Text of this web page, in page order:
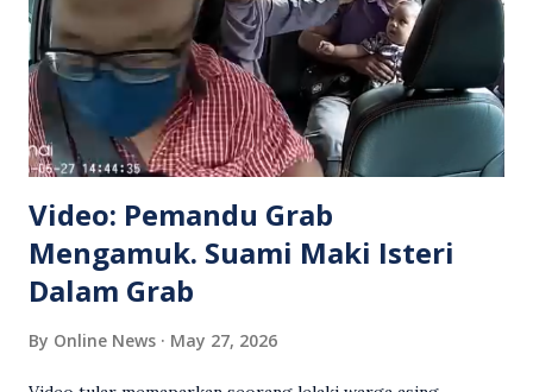
Video: Pemandu Grab
Mengamuk. Suami Maki Isteri
Dalam Grab
By Online News May 27, 2026